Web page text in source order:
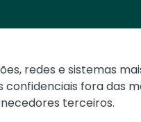
redes e sistemas
fora das
terceiros.